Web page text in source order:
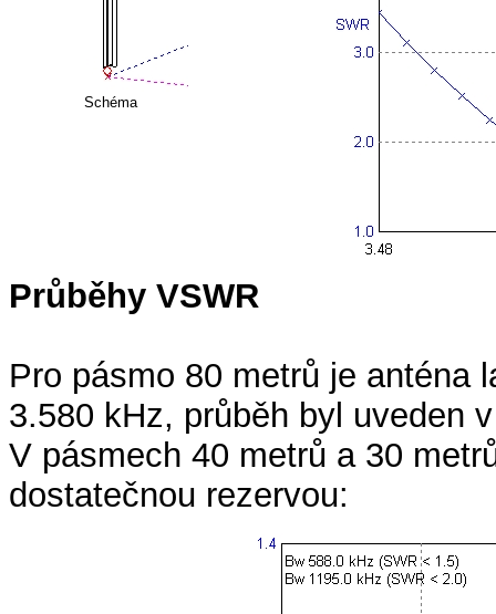
Schéma
Průběhy VSWR
Pro pásmo 80 metrů je anténa
3.580 kHz, průběh byl uveden
V pásmech 40 metrů a 30
dostatečnou rezervou: